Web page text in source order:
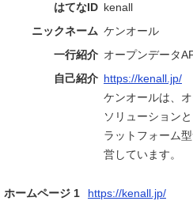
はてなID kenall
ニックネーム ケンオール
一行紹介 オープンデータ
自己紹介 https://kenall.jp/
ケンオールは、
ソリューション
ラットフォーム
営しています。
ホームページ 1 https://kenall.jp/